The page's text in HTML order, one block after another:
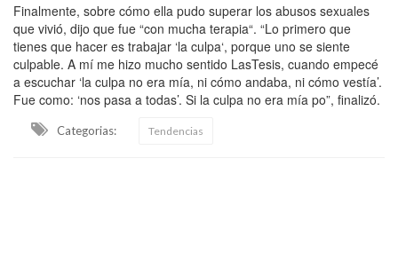
Finalmente, sobre cómo ella pudo superar los abusos sexuales
que vivió, dijo que fue “con mucha terapia“. “Lo primero que
tienes que hacer es trabajar ‘la culpa‘, porque uno se siente
culpable. A mí me hizo mucho sentido LasTesis, cuando empecé
a escuchar ‘la culpa no era mía, ni cómo andaba, ni cómo vestía’.
Fue como: ‘nos pasa a todas’. Si la culpa no era mía po”, finalizó.
Categorias: Tendencias